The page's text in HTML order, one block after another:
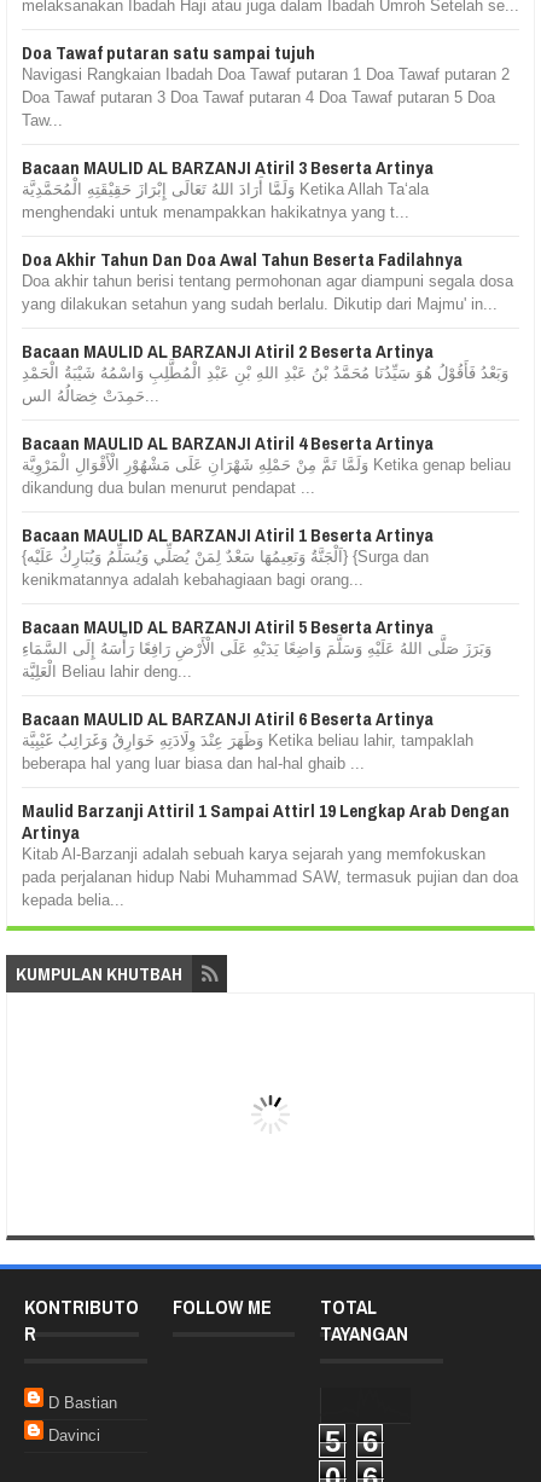
melaksanakan Ibadah Haji atau juga dalam Ibadah Umroh Setelah se...
Doa Tawaf putaran satu sampai tujuh
Navigasi Rangkaian Ibadah Doa Tawaf putaran 1 Doa Tawaf putaran 2
Doa Tawaf putaran 3 Doa Tawaf putaran 4 Doa Tawaf putaran 5 Doa
Taw...
Bacaan MAULID AL BARZANJI Atiril 3 Beserta Artinya
وَلَمَّا أَرَادَ اللهُ تَعَالَى إِبْرَازَ حَقِيْقَتِهِ الْمُحَمَّدِيَّة Ketika Allah Ta‘ala
menghendaki untuk menampakkan hakikatnya yang t...
Doa Akhir Tahun Dan Doa Awal Tahun Beserta Fadilahnya
Doa akhir tahun berisi tentang permohonan agar diampuni segala dosa
yang dilakukan setahun yang sudah berlalu. Dikutip dari Majmu' in...
Bacaan MAULID AL BARZANJI Atiril 2 Beserta Artinya
وَبَعْدُ فَأَقُوْلُ هُوَ سَيِّدُنَا مُحَمَّدُ بْنُ عَبْدِ اللهِ بْنِ عَبْدِ الْمُطَّلِبِ وَاسْمُهُ شَيْبَةُ الْحَمْدِ
حَمِدَتْ خِصَالُهُ الس...
Bacaan MAULID AL BARZANJI Atiril 4 Beserta Artinya
وَلَمَّا تَمَّ مِنْ حَمْلِهِ شَهْرَانِ عَلَى مَشْهُوْرِ الْأَقْوَالِ الْمَرْوِيَّة Ketika genap beliau
dikandung dua bulan menurut pendapat ...
Bacaan MAULID AL BARZANJI Atiril 1 Beserta Artinya
{اَلْجَنَّةُ وَنَعِيمُهَا سَعْدٌ لِمَنْ يُصَلِّي وَيُسَلِّمُ وَيُبَارِكُ عَلَيْه} {Surga dan
kenikmatannya adalah kebahagiaan bagi orang...
Bacaan MAULID AL BARZANJI Atiril 5 Beserta Artinya
وَبَرَزَ صَلَّى اللهُ عَلَيْهِ وَسَلَّمَ وَاضِعًا يَدَيْهِ عَلَى الْأَرْضِ رَافِعًا رَأْسَهُ إِلَى السَّمَاءِ
الْعَلِيَّة Beliau lahir deng...
Bacaan MAULID AL BARZANJI Atiril 6 Beserta Artinya
وَظَهَرَ عِنْدَ وِلَادَتِهِ خَوَارِقُ وَغَرَائِبُ غَيْبِيَّة Ketika beliau lahir, tampaklah
beberapa hal yang luar biasa dan hal-hal ghaib ...
Maulid Barzanji Attiril 1 Sampai Attirl 19 Lengkap Arab Dengan
Artinya
Kitab Al-Barzanji adalah sebuah karya sejarah yang memfokuskan
pada perjalanan hidup Nabi Muhammad SAW, termasuk pujian dan doa
kepada belia...
KUMPULAN KHUTBAH
KONTRIBUTO
R
D Bastian
Davinci
FOLLOW ME
TOTAL
TAYANGAN
5
6